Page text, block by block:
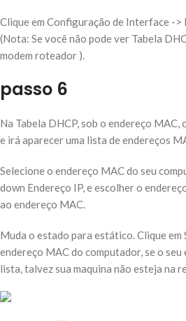
Clique em Configuração de Interface ->
(Nota: Se você não pode ver Tabela
modem roteador ).
passo 6
Na Tabela DHCP, sob o endereço MAC,
e irá aparecer uma lista de endereços
Selecione o endereço MAC do seu
down Endereço IP, e escolher o
ao endereço MAC.
Muda o estado para estático. Clique em
endereço MAC do computador, se o
lista, talvez sua maquina não esteja na